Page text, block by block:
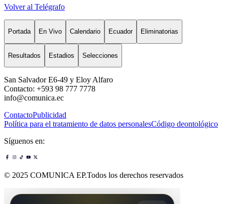
Volver al Telégrafo
Portada En Vivo Calendario Ecuador Eliminatorias
Resultados Estadios Selecciones
San Salvador E6-49 y Eloy Alfaro
Contacto: +593 98 777 7778
info@comunica.ec
ContactoPublicidad
Política para el tratamiento de datos personalesCódigo deontológico
Síguenos en:
© 2025 COMUNICA EP.Todos los derechos reservados